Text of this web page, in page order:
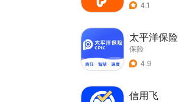
4.1
太平洋保险
保险
4.9
信用飞